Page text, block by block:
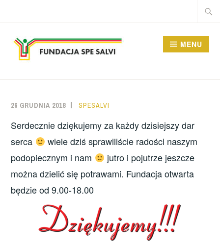
treści
MENU
26 GRUDNIA 2018 SPESALVI
Serdecznie dziękujemy za każdy dzisiejszy dar
serca
wiele dziś sprawiliście radości naszym
podopiecznym i nam
jutro i pojutrze jeszcze
można dzielić się potrawami. Fundacja otwarta
będzie od 9.00-18.00